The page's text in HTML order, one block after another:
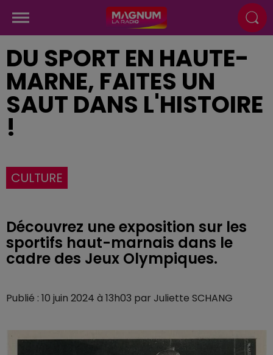
DU SPORT EN HAUTE-
MARNE, FAITES UN
SAUT DANS L'HISTOIRE
!
CULTURE
Découvrez une exposition sur les
sportifs haut-marnais dans le
cadre des Jeux Olympiques.
Publié : 10 juin 2024 à 13h03 par Juliette SCHANG